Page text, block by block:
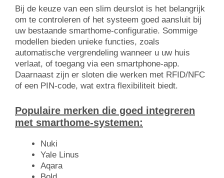
Bij de keuze van een slim deurslot is het belangrijk
om te controleren of het systeem goed aansluit bij
uw bestaande smarthome-configuratie. Sommige
modellen bieden unieke functies, zoals
automatische vergrendeling wanneer u uw huis
verlaat, of toegang via een smartphone-app.
Daarnaast zijn er sloten die werken met RFID/NFC
of een PIN-code, wat extra flexibiliteit biedt.
Populaire merken die goed integreren
met smarthome-systemen:
Nuki
Yale Linus
Aqara